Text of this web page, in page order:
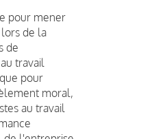
pour mener
de la
de
travail
pour
moral,
au travail